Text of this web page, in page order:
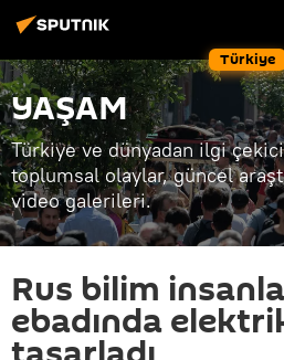
Türkiye
YAŞAM
Türkiye ve dünyadan ilgi
toplumsal olaylar, güncel
video galerileri.
Rus bilim
ebadında